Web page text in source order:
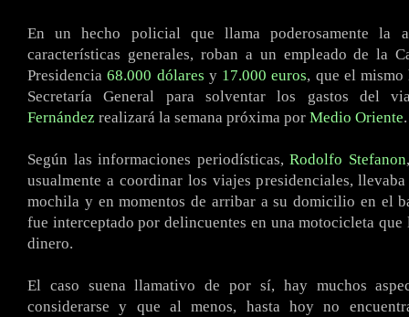
En un hecho policial que llama poderosamente la
características generales, roban a un empleado de la
Presidencia68.000 dólares y 17.000 euros, que el
Secretaría General para solventar los gastos del
Fernández realizará la semana próxima por Medio Oriente.
Según las informaciones periodísticas, Rodolfo Stefanon
usualmente a coordinar los viajes presidenciales,
mochila y en momentos de arribar a su domicilio en el
fue interceptado por delincuentes en una motocicleta
dinero.
El caso suena llamativo de por sí, hay muchos
considerarse y que al menos, hasta hoy no